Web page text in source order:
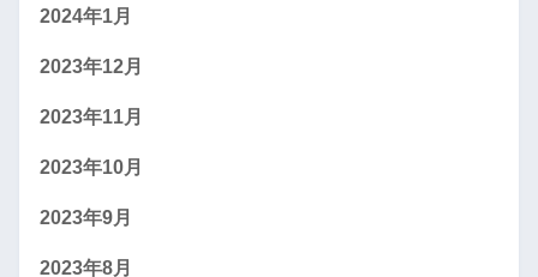
2024年1月
2023年12月
2023年11月
2023年10月
2023年9月
2023年8月